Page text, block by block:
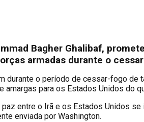
Bagher Ghalibaf,
armadas durante o
durante o período de cessar-fogo de
para os Estados Unidos do
entre o Irã e os Estados Unidos se
enviada por Washington.